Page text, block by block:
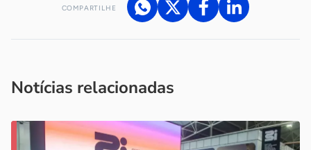
COMPARTILHE
Notícias relacionadas